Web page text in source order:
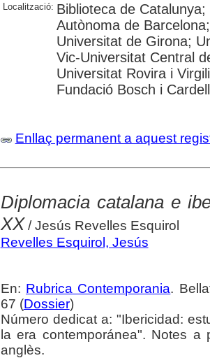
Localització: Biblioteca de
Autònoma de
Universitat de Girona;
Vic-Universitat Central
Universitat Rovira i
Fundació Bosch i
Enllaç permanent a aquest
Diplomacia catalana e
XX / Jesús Revelles Esquirol
Revelles Esquirol, Jesús
En: Rubrica Contemporania.
67 (Dossier)
Número dedicat a: "Ibericidad:
la era contemporánea". Notes
anglès.